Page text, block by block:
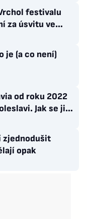
festivalu
za úsvitu ve
je (a co není)
od roku 2022
Jak se jim
vedlo?
zjednodušit
opak